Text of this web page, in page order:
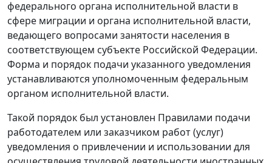
федерального органа исполнительной власти в
сфере миграции и органа исполнительной власти,
ведающего вопросами занятости населения в
соответствующем субъекте Российской Федерации.
Форма и порядок подачи указанного уведомления
устанавливаются уполномоченным федеральным
органом исполнительной власти.
Такой порядок был установлен Правилами подачи
работодателем или заказчиком работ (услуг)
уведомления о привлечении и использовании для